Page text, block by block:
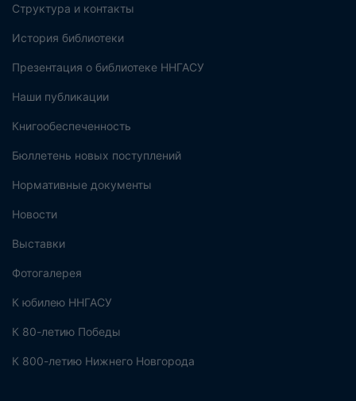
Структура и контакты
История библиотеки
Презентация о библиотеке ННГАСУ
Наши публикации
Книгообеспеченность
Бюллетень новых поступлений
Нормативные документы
Новости
Выставки
Фотогалерея
К юбилею ННГАСУ
К 80-летию Победы
К 800-летию Нижнего Новгорода